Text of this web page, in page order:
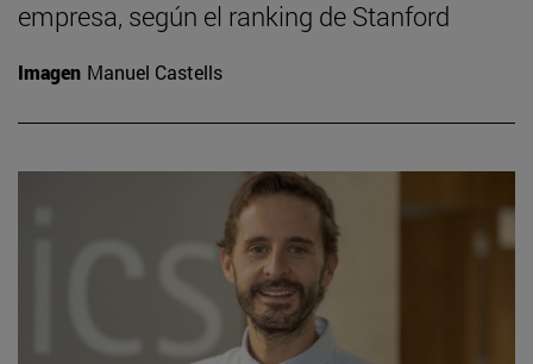
empresa, según el ranking de Stanford
Imagen Manuel Castells